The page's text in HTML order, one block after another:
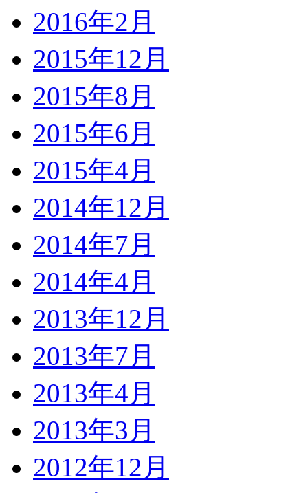
2016年2月
2015年12月
2015年8月
2015年6月
2015年4月
2014年12月
2014年7月
2014年4月
2013年12月
2013年7月
2013年4月
2013年3月
2012年12月